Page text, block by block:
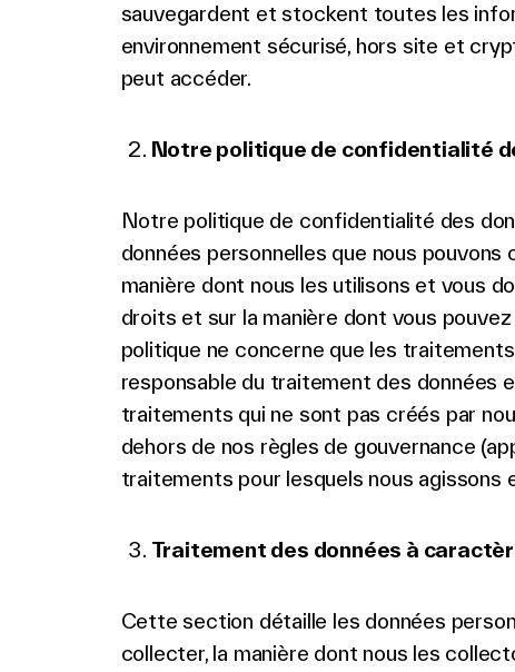
sauvegardent et stockent toutes les
environnement sécurisé, hors site et
peut accéder.
Notre politique de confidentialité
Notre politique de confidentialité des
données personnelles que nous
manière dont nous les utilisons et vous
droits et sur la manière dont vous
politique ne concerne que les
responsable du traitement des données
traitements qui ne sont pas créés par
dehors de nos règles de gouvernance
traitements pour lesquels nous agissons
Traitement des données à
Cette section détaille les données
collecter, la manière dont nous les